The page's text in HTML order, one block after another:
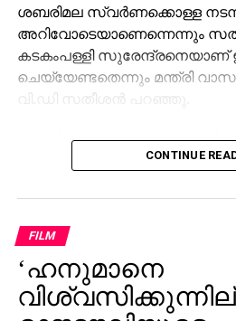
ശബരിമല സ്വര്‍ണക്കൊള്ള
അറിവോടെയാണെന്നെന്നും
കടകംപള്ളി സുരേന്ദ്രനെയാണ്
ചെയ്യേണ്ടതെന്നും മന്ത്രി
വി.ഡി സതീശന്‍ പറഞ്ഞു.
ശബരിമല സ്വര്‍ണക്കൊള്ളയില്‍
പിണറായി വിജയന്‍ എന്തുകൊണ്ട്
പാര്‍ട്ടിക്ക് ഒരു
ഗോവിന്ദന് മാത്രമേ
പരിഹസിച്ചു. എന്തുകൊണ്ട്
പോറ്റിക്കെതിരെ പരാതി
കുടുങ്ങിയാല്‍ പലരും കുടുങ്ങും
അറിയാമായിരുന്നുവെന്നും
CONTINUE
FILM
‘ഹനുമാനെ